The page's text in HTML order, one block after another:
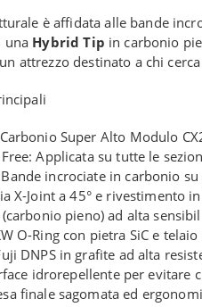
è affidata alle bande
una Hybrid Tip in carbonio
attrezzo destinato a chi
Super Alto Modulo
Applicata su tutte le
Bande incrociate in carbonio
X-Joint a 45° e rivestimento
pieno) ad alta
O-Ring con pietra SiC e
DNPS in grafite ad alta
idrorepellente per
finale sagomata ed